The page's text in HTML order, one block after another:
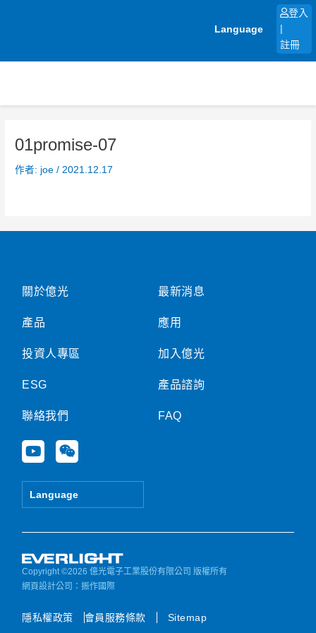
Language
登入
註冊
01promise-07
作者: joe/ 2021.12.17
關於億光
產品
投資人專區
ESG
聯絡我們
Y
o
u
e
W
e
i
Language
最新消息
應用
加入億光
產品諮詢
FAQ
Copyright ©2026 億光電子工業股份有限公司 版權所有
網頁設計公司 ：振作國際
隱私權政策 會員服務條款 Sitemap